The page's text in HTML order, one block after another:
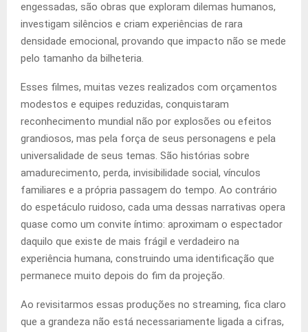
engessadas, são obras que exploram dilemas humanos,
investigam silêncios e criam experiências de rara
densidade emocional, provando que impacto não se mede
pelo tamanho da bilheteria.
Esses filmes, muitas vezes realizados com orçamentos
modestos e equipes reduzidas, conquistaram
reconhecimento mundial não por explosões ou efeitos
grandiosos, mas pela força de seus personagens e pela
universalidade de seus temas. São histórias sobre
amadurecimento, perda, invisibilidade social, vínculos
familiares e a própria passagem do tempo. Ao contrário
do espetáculo ruidoso, cada uma dessas narrativas opera
quase como um convite íntimo: aproximam o espectador
daquilo que existe de mais frágil e verdadeiro na
experiência humana, construindo uma identificação que
permanece muito depois do fim da projeção.
Ao revisitarmos essas produções no streaming, fica claro
que a grandeza não está necessariamente ligada a cifras,